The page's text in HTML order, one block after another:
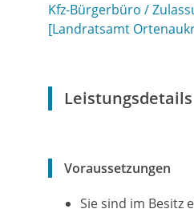
Kfz-Bürgerbüro /
[Landratsamt
Leistungsdetails
Voraussetzungen
Sie sind im Besitz